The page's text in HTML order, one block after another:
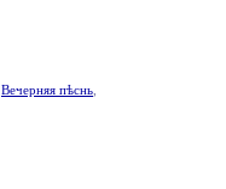
Вечерняя пѣснь